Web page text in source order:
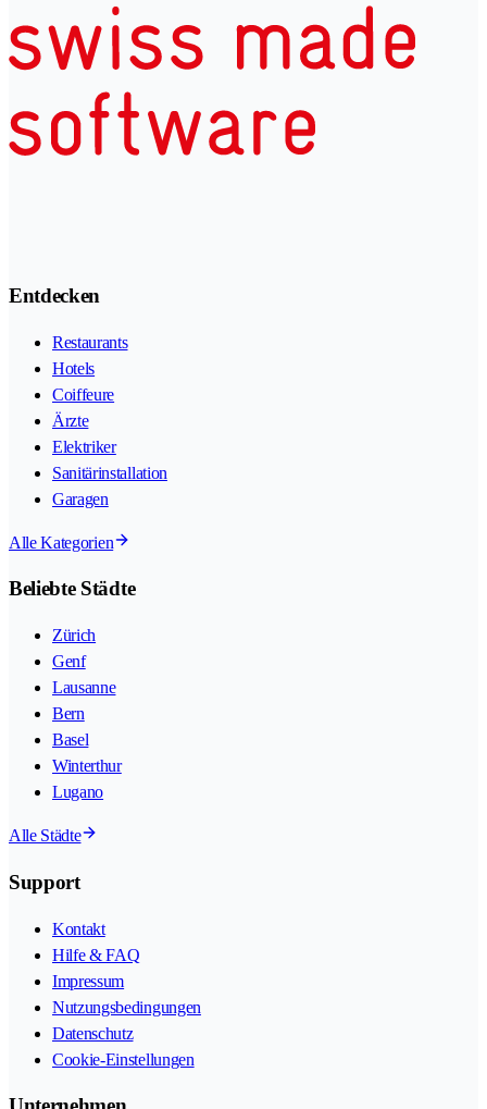
Entdecken
Restaurants
Hotels
Coiffeure
Ärzte
Elektriker
Sanitärinstallation
Garagen
Alle Kategorien
Beliebte Städte
Zürich
Genf
Lausanne
Bern
Basel
Winterthur
Lugano
Alle Städte
Support
Kontakt
Hilfe & FAQ
Impressum
Nutzungsbedingungen
Datenschutz
Cookie-Einstellungen